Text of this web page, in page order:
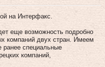
на Интерфакс.
еще возможность подробно
компаний двух стран. Имеем
ранее специальные
компаний,